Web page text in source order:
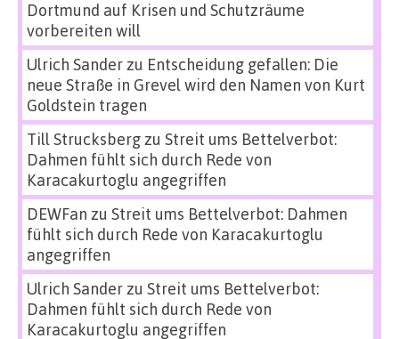
Dortmund auf Krisen und Schutzräume
vorbereiten will
Ulrich Sanderzu Entscheidung gefallen: Die
neue Straße in Grevel wird den Namen von Kurt
Goldstein tragen
Till Strucksbergzu Streit ums Bettelverbot:
Dahmen fühlt sich durch Rede von
Karacakurtoglu angegriffen
DEWFan zu Streit ums Bettelverbot: Dahmen
fühlt sich durch Rede von Karacakurtoglu
angegriffen
Ulrich Sanderzu Streit ums Bettelverbot:
Dahmen fühlt sich durch Rede von
Karacakurtoglu angegriffen